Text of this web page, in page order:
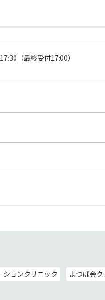
（最終受付17:00）
ションクリニック
よつば会